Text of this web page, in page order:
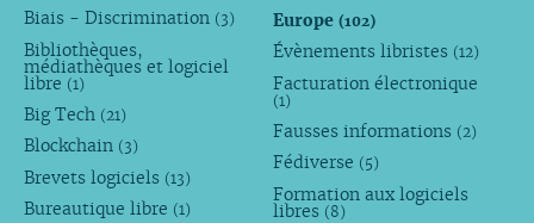
Biais - Discrimination (3)
Bibliothèques,
médiathèques et logiciel
libre (1)
Big Tech (21)
Blockchain (3)
Brevets logiciels (13)
Bureautique libre (1)
Europe(102)
Évènements libristes (12)
Facturation électronique
(1)
Fausses informations (2)
Fédiverse (5)
Formation aux logiciels
libres (8)